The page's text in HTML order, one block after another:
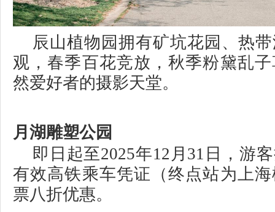
辰山植物园拥有矿坑花园、热
观，春季百花竞放，秋季粉黛乱
然爱好者的摄影天堂。
月湖雕塑公园
即日起至2025年12月31日，游
有效高铁乘车凭证（终点站为上
票八折优惠。